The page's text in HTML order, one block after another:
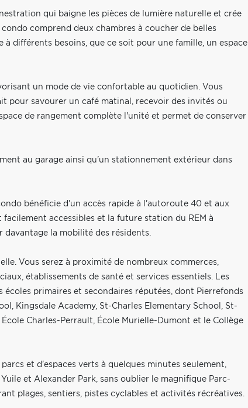
qui baigne les pièces de lumière naturelle et crée
comprend deux chambres à coucher de belles
différents besoins, que ce soit pour une famille, un espace
un mode de vie confortable au quotidien. Vous
pour savourer un café matinal, recevoir des invités ou
de rangement complète l'unité et permet de conserver
au garage ainsi qu'un stationnement extérieur dans
bénéficie d'un accès rapide à l'autoroute 40 et aux
accessibles et la future station du REM à
la mobilité des résidents.
Vous serez à proximité de nombreux commerces,
établissements de santé et services essentiels. Les
primaires et secondaires réputées, dont Pierrefonds
Kingsdale Academy, St-Charles Elementary School, St-
Charles-Perrault, École Murielle-Dumont et le Collège
et d'espaces verts à quelques minutes seulement,
et Alexander Park, sans oublier le magnifique Parc-
plages, sentiers, pistes cyclables et activités récréatives.